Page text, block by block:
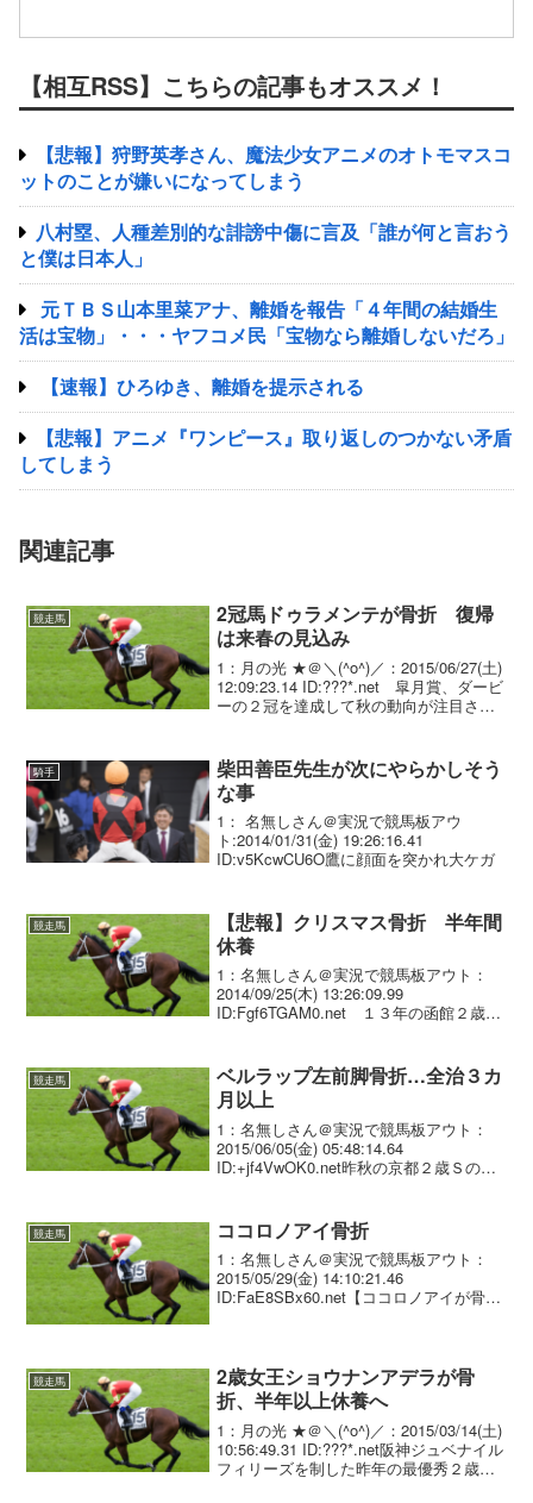
【相互RSS】こちらの記事もオススメ！
【悲報】狩野英孝さん、魔法少女アニメのオトモマスコ
ットのことが嫌いになってしまう
八村塁、人種差別的な誹謗中傷に言及「誰が何と言おう
と僕は日本人」
元ＴＢＳ山本里菜アナ、離婚を報告「４年間の結婚生
活は宝物」・・・ヤフコメ民「宝物なら離婚しないだろ」
【速報】ひろゆき、離婚を提示される
【悲報】アニメ『ワンピース』取り返しのつかない矛盾
してしまう
関連記事
競走馬
2冠馬ドゥラメンテが骨折 復帰
は来春の見込み
1：月の光 ★＠＼(^o^)／：2015/06/27(土)
12:09:23.14 ID:???*.net 皐月賞、ダービ
ーの２冠を達成して秋の動向が注目され
ことが判明し...
騎手
柴田善臣先生が次にやらかしそう
な事
1： 名無しさん＠実況で競馬板アウ
ト:2014/01/31(金) 19:26:16.41
ID:v5KcwCU6O鷹に顔面を突かれ大ケガ
競走馬
【悲報】クリスマス骨折 半年間
休養
1：名無しさん＠実況で競馬板アウト：
2014/09/25(木) 13:26:09.99
ID:Fgf6TGAM0.net １３年の函館２歳Ｓ
していることが分かった。同馬...
競走馬
ベルラップ左前脚骨折…全治３カ
月以上
1：名無しさん＠実況で競馬板アウト：
2015/06/05(金) 05:48:14.64
ID:+jf4VwOK0.net昨秋の京都２歳Ｓの覇
骨剥離骨折していることが明ら...
競走馬 ココロノアイ骨折
1：名無しさん＠実況で競馬板アウト：
2015/05/29(金) 14:10:21.46
ID:FaE8SBx60.net【ココロノアイが骨
競走馬
2歳女王ショウナンアデラが骨
折、半年以上休養へ
1：月の光 ★＠＼(^o^)／：2015/03/14(土)
10:56:49.31 ID:???*.net阪神ジュベナイル
フィリーズを制した昨年の最優秀２歳牝